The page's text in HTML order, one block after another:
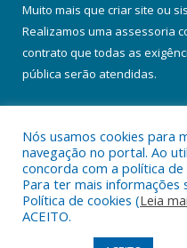
Muito mais que criar site ou
Realizamos uma assessoria
contrato que todas as
pública serão atendidas.
Todos os direitos
Nós usamos cookies para
navegação no portal. Ao
concorda com a política
Para ter mais informações
Política de cookies (Leia
ACEITO.